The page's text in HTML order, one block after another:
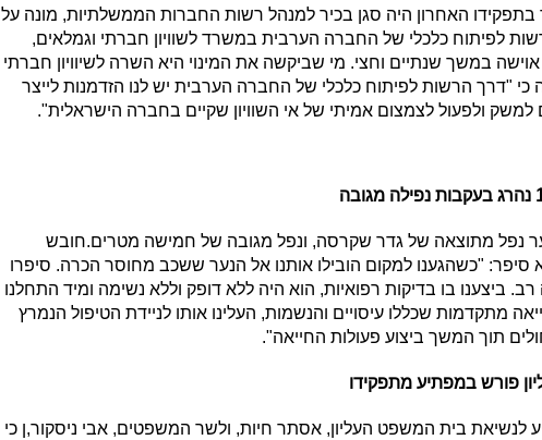
האחרון היה סגן בכיר למנהל רשות החברות הממשלתיות, מונה על
לפיתוח כלכלי של החברה הערבית במשרד לשוויון חברתי וגמלאים,
במשך שנתיים וחצי. מי שביקשה את המינוי היא השרה לשיוויון חברתי
כי "דרך הרשות לפיתוח כלכלי של החברה הערבית יש לנו הזדמנות לייצר
למשק ולפעול לצמצום אמיתי של אי השוויון שקיים בחברה הישראלית".
נפל מתוצאה של גדר שקרסה, ונפל מגובה של חמישה מטרים.חובש
"כשהגענו למקום הובילו אותנו אל הנער ששכב מחוסר הכרה. סיפרו
ביצענו בו בדיקות רפואיות, הוא היה ללא דופק וללא נשימה ומיד התחלנו
מתקדמות שכללו עיסויים והנשמות, העלינו אותו לניידת הטיפול הנמרץ
תוך המשך ביצוע פעולות החייאה".
פורש במפתיע מתפקידו
לנשיאת בית המשפט העליון, אסתר חיות, ולשר המשפטים, אבי ניסקור,ן כי